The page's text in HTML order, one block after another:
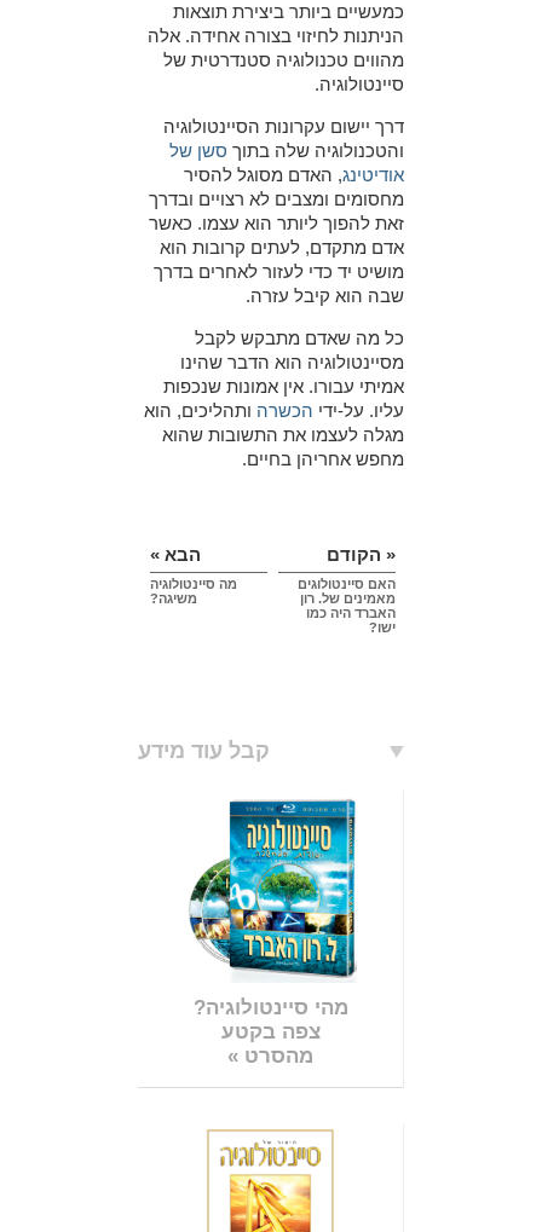
כמעשיים ביותר ביצירת תוצאות
הניתנות לחיזוי בצורה אחידה. אלה
מהווים טכנולוגיה סטנדרטית של
סיינטולוגיה.
דרך יישום עקרונות הסיינטולוגיה
והטכנולוגיה שלה בתוך סשן של
אודיטינג, האדם מסוגל להסיר
מחסומים ומצבים לא רצויים ובדרך
זאת להפוך ליותר הוא עצמו. כאשר
אדם מתקדם, לעתים קרובות הוא
מושיט יד כדי לעזור לאחרים בדרך
שבה הוא קיבל עזרה.
כל מה שאדם מתבקש לקבל
מסיינטולוגיה הוא הדבר שהינו
אמיתי עבורו. אין אמונות שנכפות
עליו. על-ידי הכשרה ותהליכים, הוא
מגלה לעצמו את התשובות שהוא
מחפש אחריהן בחיים.
« הקודם
האם סיינטולוגים
מאמינים של. רון
האברד היה כמו
ישו?
הבא »
מה סיינטולוגיה
משיגה?
קבל עוד מידע
מהי סיינטולוגיה?
צפה בקטע
מהסרט »